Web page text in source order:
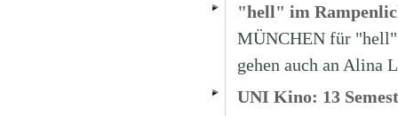
"hell" im
MÜNCHEN für "hell"
gehen auch an Alina
UNI Kino: 13